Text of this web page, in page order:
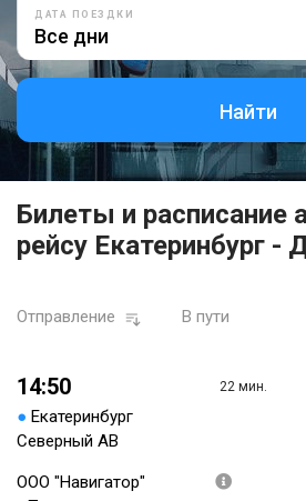
ДАТА ПОЕЗДКИ
Найти
Билеты и расписание
рейсу Екатеринбург -
Отправление В пути
14:50
● Екатеринбург
Северный АВ
22 мин.
ООО "Навигатор"